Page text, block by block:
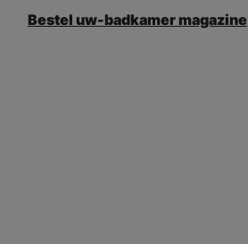
Bestel uw-badkamer magazine